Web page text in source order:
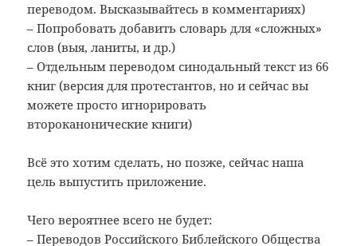
переводом. Высказывайтесь в комментариях)
– Попробовать добавить словарь для «сложных»
слов (выя, ланиты, и др.)
– Отдельным переводом синодальный текст из 66
книг (версия для протестантов, но и сейчас вы
можете просто игнорировать
второканонические книги)
Всё это хотим сделать, но позже, сейчас наша
цель выпустить приложение.
Чего вероятнее всего не будет:
– Переводов Российского Библейского Общества